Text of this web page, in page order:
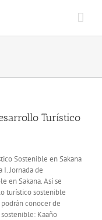
Turístico
Sostenible en Sakana
Jornada de
en Sakana. Así se
turístico sostenible
conocer de
Kaaño